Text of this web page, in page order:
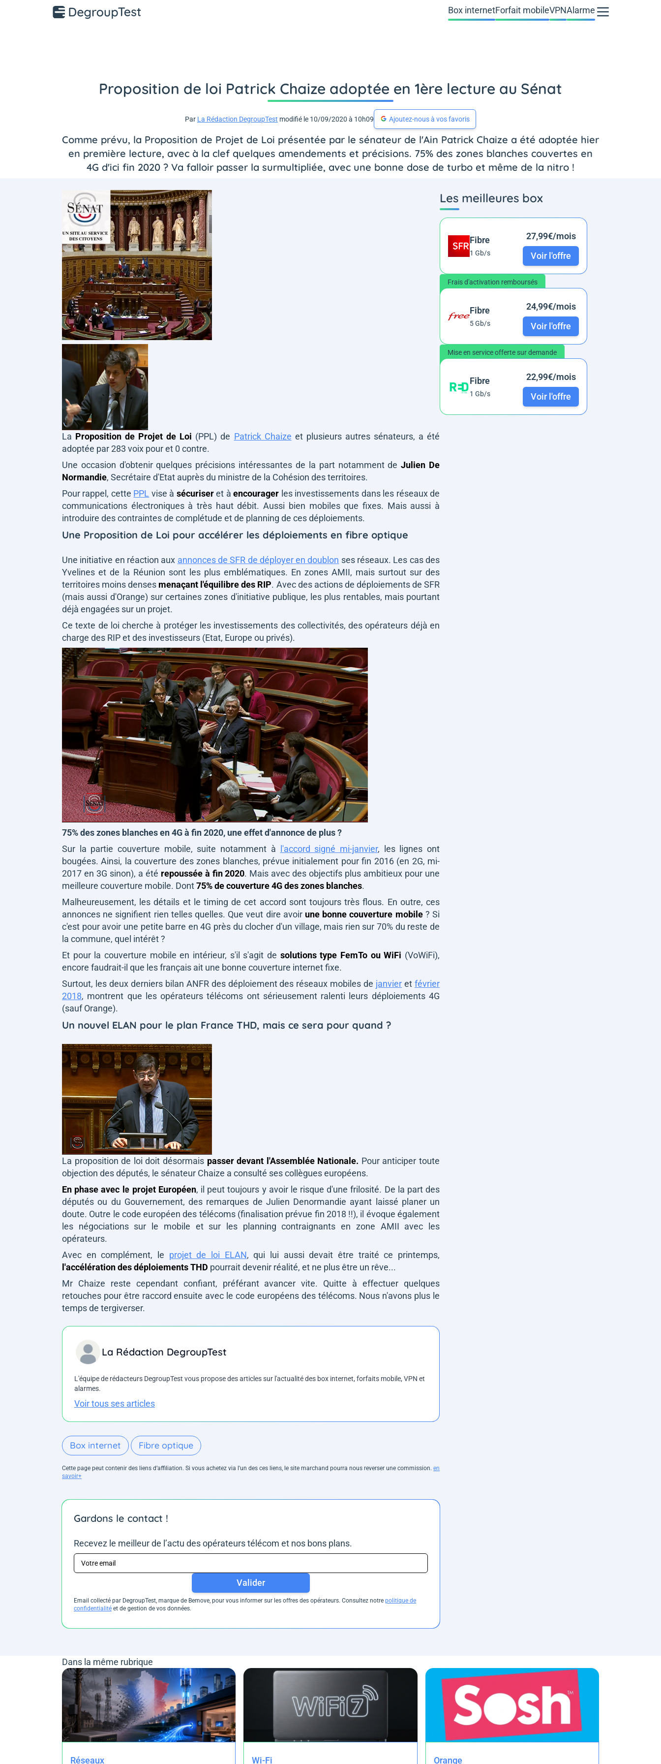
Box internetForfait mobileVPNAlarme
Proposition de loi Patrick Chaize adoptée en 1ère lecture au Sénat
Par La Rédaction DegroupTest modifié le 10/09/2020 à 10h09 Ajoutez-nous à vos favoris
Comme prévu, la Proposition de Projet de Loi présentée par le sénateur de l'Ain Patrick Chaize a été adoptée hier
en première lecture, avec à la clef quelques amendements et précisions. 75% des zones blanches couvertes en
4G d'ici fin 2020 ? Va falloir passer la surmultipliée, avec une bonne dose de turbo et même de la nitro !
La Proposition de Projet de Loi (PPL) de Patrick Chaize et plusieurs autres sénateurs, a été
adoptée par 283 voix pour et 0 contre.
Une occasion d'obtenir quelques précisions intéressantes de la part notamment deJulien De
Normandie, Secrétaire d'Etat auprès du ministre de la Cohésion des territoires.
Pour rappel, cette PPL vise à sécuriseret àencourager les investissements dans les réseaux de
communications électroniques à très haut débit. Aussi bien mobiles que fixes. Mais aussi à
introduire des contraintes de complétude et de planning de ces déploiements.
Une Proposition de Loi pour accélérer les déploiements en fibre optique
Une initiative en réaction aux annonces de SFR de déployer en doublon ses réseaux. Les cas des
Yvelines et de la Réunion sont les plus emblématiques. En zones AMII, mais surtout sur des
territoires moins denses menaçant l'équilibre des RIP. Avec des actions de déploiements de SFR
(mais aussi d'Orange) sur certaines zones d'initiative publique, les plus rentables, mais pourtant
déjà engagées sur un projet.
Ce texte de loi cherche à protéger les investissements des collectivités, des opérateurs déjà en
charge des RIP et des investisseurs (Etat, Europe ou privés).
75% des zones blanches en 4G à fin 2020, une effet d'annonce de plus ?
Sur la partie couverture mobile, suite notamment à
l'accord signé mi-janvier, les lignes ont
bougées. Ainsi, la couverture des zones blanches, prévue initialement pour fin 2016 (en 2G, mi-
2017 en 3G sinon), a été repoussée à fin 2020. Mais avec des objectifs plus ambitieux pour une
meilleure couverture mobile. Dont75% de couverture 4G des zones blanches.
Malheureusement, les détails et le timing de cet accord sont toujours très flous. En outre, ces
annonces ne signifient rien telles quelles. Que veut dire avoir une bonne couverture mobile? Si
c'est pour avoir une petite barre en 4G près du clocher d'un village, mais rien sur 70% du reste de
la commune, quel intérêt ?
Et pour la couverture mobile en intérieur, s'il s'agit de solutions type FemTo ou WiFi (VoWiFi),
encore faudrait-il que les français ait une bonne couverture internet fixe.
Surtout, les deux derniers bilan ANFR des déploiement des réseaux mobiles de janvier etfévrier
2018, montrent que les opérateurs télécoms ont sérieusement ralenti leurs déploiements 4G
(sauf Orange).
Un nouvel ELAN pour le plan France THD, mais ce sera pour quand ?
La proposition de loi doit désormais passer devant l'Assemblée Nationale. Pour anticiper toute
objection des députés, le sénateur Chaize a consulté ses collègues européens.
En phase avec le projet Européen, il peut toujours y avoir le risque d'une frilosité. De la part des
députés ou du Gouvernement, des remarques de Julien Denormandie ayant laissé planer un
doute. Outre le code européen des télécoms (finalisation prévue fin 2018 !!), il évoque également
les négociations sur le mobile et sur les planning contraignants en zone AMII avec les
opérateurs.
Avec en complément, le projet de loi ELAN, qui lui aussi devait être traité ce printemps,
l'accélération des déploiements THD pourrait devenir réalité, et ne plus être un rêve...
Mr Chaize reste cependant confiant, préférant avancer vite. Quitte à effectuer quelques
retouches pour être raccord ensuite avec le code européens des télécoms. Nous n'avons plus le
temps de tergiverser.
La Rédaction DegroupTest
L'équipe de rédacteurs DegroupTest vous propose des articles sur l'actualité des box internet, forfaits mobile, VPN et
alarmes.
Voir tous ses articles
Box internet Fibre optique
Cette page peut contenir des liens d’affiliation. Si vous achetez via l'un des ces liens, le site marchand pourra nous reverser une commission. en
savoir+
Gardons le contact !
Recevez le meilleur de l’actu des opérateurs télécom et nos bons plans.
Valider
Email collecté par DegroupTest, marque de Bemove, pour vous informer sur les offres des opérateurs. Consultez notre politique de
confidentialité et de gestion de vos données.
Les meilleures box
Fibre
1 Gb/s
27,99€/mois
Voir l'offre
Frais d'activation remboursés
Fibre
5 Gb/s
24,99€/mois
Voir l'offre
Mise en service offerte sur demande
Fibre
1 Gb/s
22,99€/mois
Voir l'offre
Dans la même rubrique
Réseaux Wi-Fi Orange